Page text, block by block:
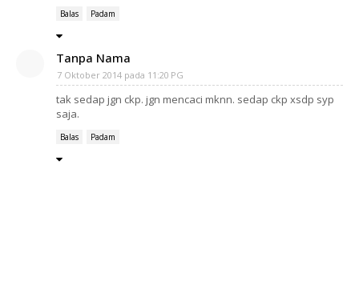
Balas Padam
Tanpa Nama
7 Oktober 2014 pada 11:20 PG
tak sedap jgn ckp. jgn mencaci mknn. sedap ckp xsdp syp
saja.
Balas Padam